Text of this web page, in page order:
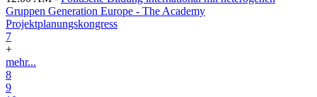
Gruppen Generation Europe - The Academy
Projektplanungskongress
7
+
mehr...
8
9